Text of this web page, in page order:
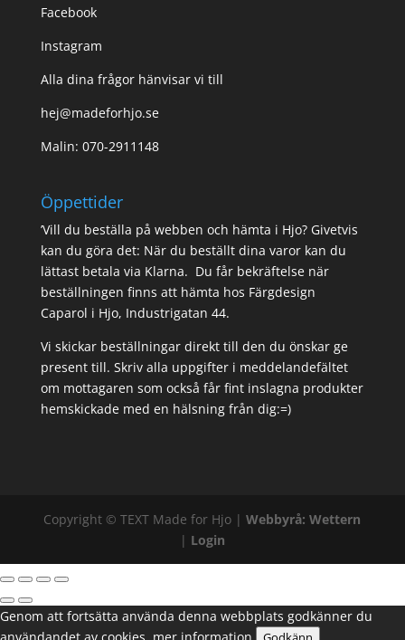
Facebook
Instagram
Alla dina frågor hänvisar vi till
hej@madeforhjo.se
Malin: 070-2911148
Öppettider
’Vill du beställa på webben och hämta i Hjo? Givetvis
kan du göra det: När du beställt dina varor kan du
lättast betala via Klarna. Du får bekräftelse när
beställningen finns att hämta hos Färgdesign
Caparol i Hjo, Industrigatan 44.
Vi skickar beställningar direkt till den du önskar ge
present till. Skriv alla uppgifter i meddelandefältet
om mottagaren som också får fint inslagna produkter
hemskickade med en hälsning från dig:=)
Copyright ©TEXT Made for Hjo |Webbyrå: Wettern
| Login
Genom att fortsätta använda denna webbplats godkänner du